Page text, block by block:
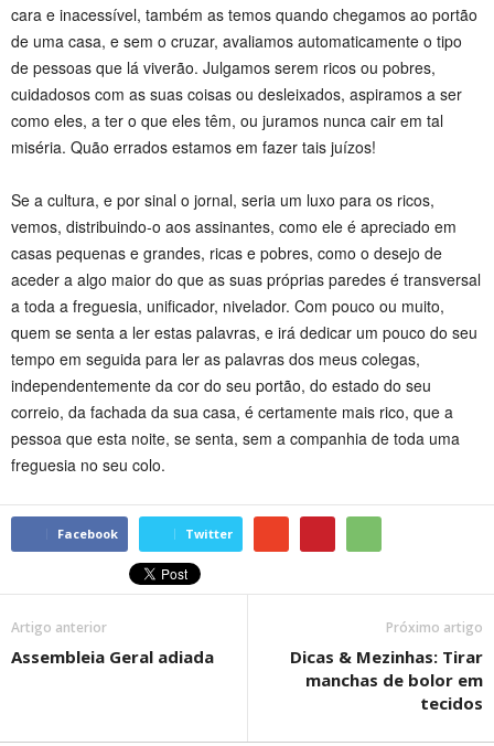
cara e inacessível, também as temos quando chegamos ao portão
de uma casa, e sem o cruzar, avaliamos automaticamente o tipo
de pessoas que lá viverão. Julgamos serem ricos ou pobres,
cuidadosos com as suas coisas ou desleixados, aspiramos a ser
como eles, a ter o que eles têm, ou juramos nunca cair em tal
miséria. Quão errados estamos em fazer tais juízos!
Se a cultura, e por sinal o jornal, seria um luxo para os ricos,
vemos, distribuindo-o aos assinantes, como ele é apreciado em
casas pequenas e grandes, ricas e pobres, como o desejo de
aceder a algo maior do que as suas próprias paredes é transversal
a toda a freguesia, unificador, nivelador. Com pouco ou muito,
quem se senta a ler estas palavras, e irá dedicar um pouco do seu
tempo em seguida para ler as palavras dos meus colegas,
independentemente da cor do seu portão, do estado do seu
correio, da fachada da sua casa, é certamente mais rico, que a
pessoa que esta noite, se senta, sem a companhia de toda uma
freguesia no seu colo.
Facebook Twitter
Artigo anterior
Assembleia Geral adiada
Próximo artigo
Dicas & Mezinhas: Tirar
manchas de bolor em
tecidos